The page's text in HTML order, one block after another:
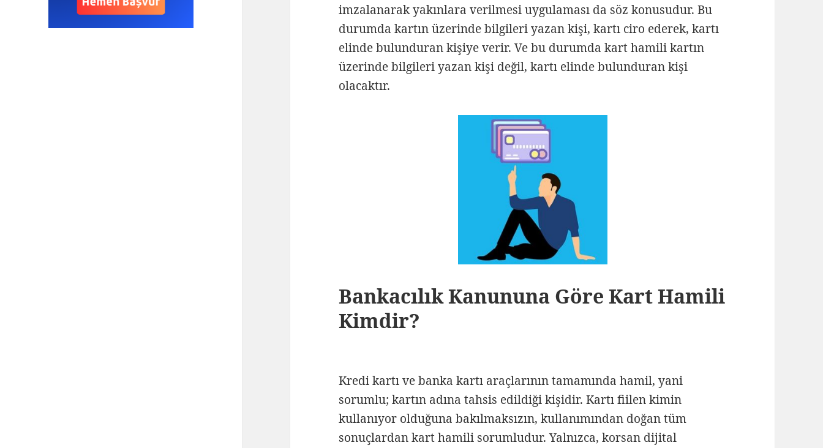
imzalanarak yakınlara verilmesi uygulaması da söz konusudur. Bu
durumda kartın üzerinde bilgileri yazan kişi, kartı ciro ederek, kartı
elinde bulunduran kişiye verir. Ve bu durumda kart hamili kartın
üzerinde bilgileri yazan kişi değil, kartı elinde bulunduran kişi
olacaktır.
Bankacılık Kanununa Göre Kart Hamili
Kimdir?
Kredi kartı ve banka kartı araçlarının tamamında hamil, yani
sorumlu; kartın adına tahsis edildiği kişidir. Kartı fiilen kimin
kullanıyor olduğuna bakılmaksızın, kullanımından doğan tüm
sonuçlardan kart hamili sorumludur. Yalnızca, korsan dijital